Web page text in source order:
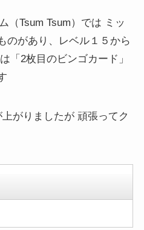
（Tsum Tsum）では ミッ
のがあり、レベル１５から
「2枚目のビンゴカード」
がりましたが 頑張ってク